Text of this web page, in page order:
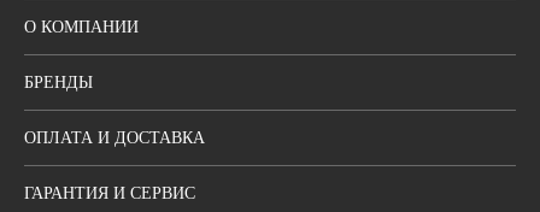
О КОМПАНИИ
БРЕНДЫ
ОПЛАТА И ДОСТАВКА
ГАРАНТИЯ И СЕРВИС